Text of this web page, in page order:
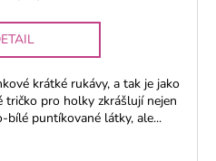
krátké rukávy, a tak je jako
pro holky zkrášlují nejen
bílé puntíkované látky, ale...